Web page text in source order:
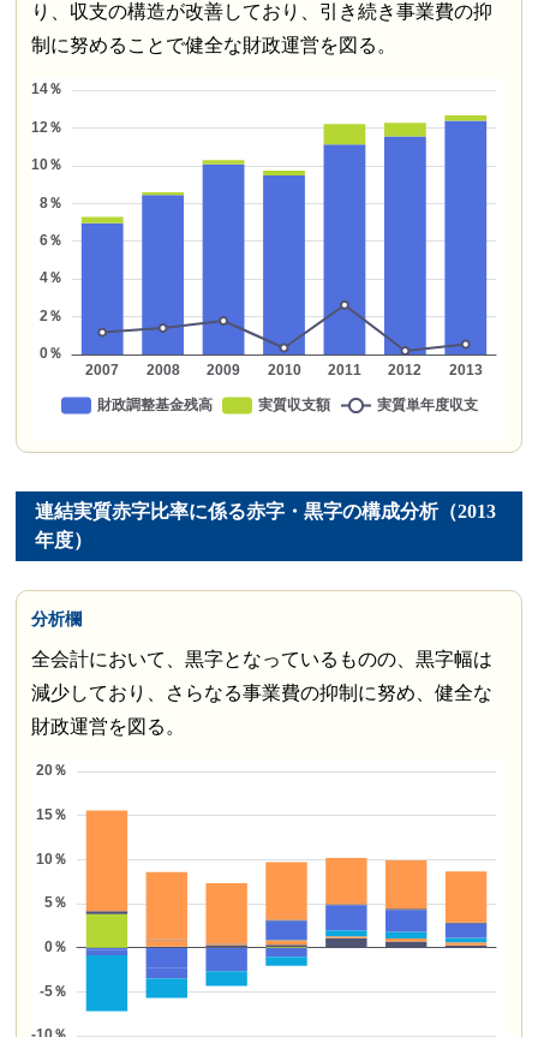
り、収支の構造が改善しており、引き続き事業費の抑
制に努めることで健全な財政運営を図る。
連結実質赤字比率に係る赤字・黒字の構成分析（2013
年度）
分析欄
全会計において、黒字となっているものの、黒字幅は
減少しており、さらなる事業費の抑制に努め、健全な
財政運営を図る。